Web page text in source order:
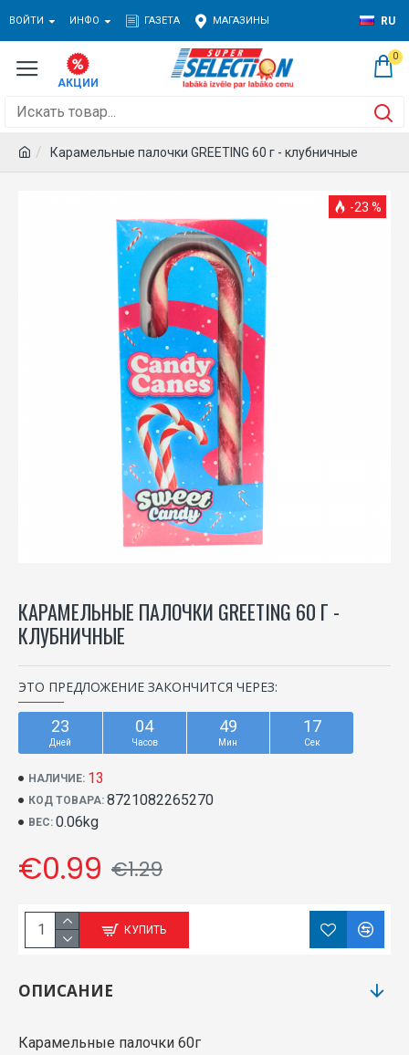
ВОЙТИ ИНФО ГАЗЕТА МАГАЗИНЫ RU
0
Карамельные палочки GREETING 60 г - клубничные
-23 %
КАРАМЕЛЬНЫЕ ПАЛОЧКИ GREETING 60 Г -
КЛУБНИЧНЫЕ
НАЛИЧИЕ: 13
КОД ТОВАРА: 8721082265270
ВЕС: 0.06kg
ЭТО ПРЕДЛОЖЕНИЕ ЗАКОНЧИТСЯ ЧЕРЕЗ:
23
Дней
04
Часов
49
Мин
17
Сек
€0.99 €1.29
КУПИТЬ
ОПИСАНИЕ
Карамельные палочки 60г